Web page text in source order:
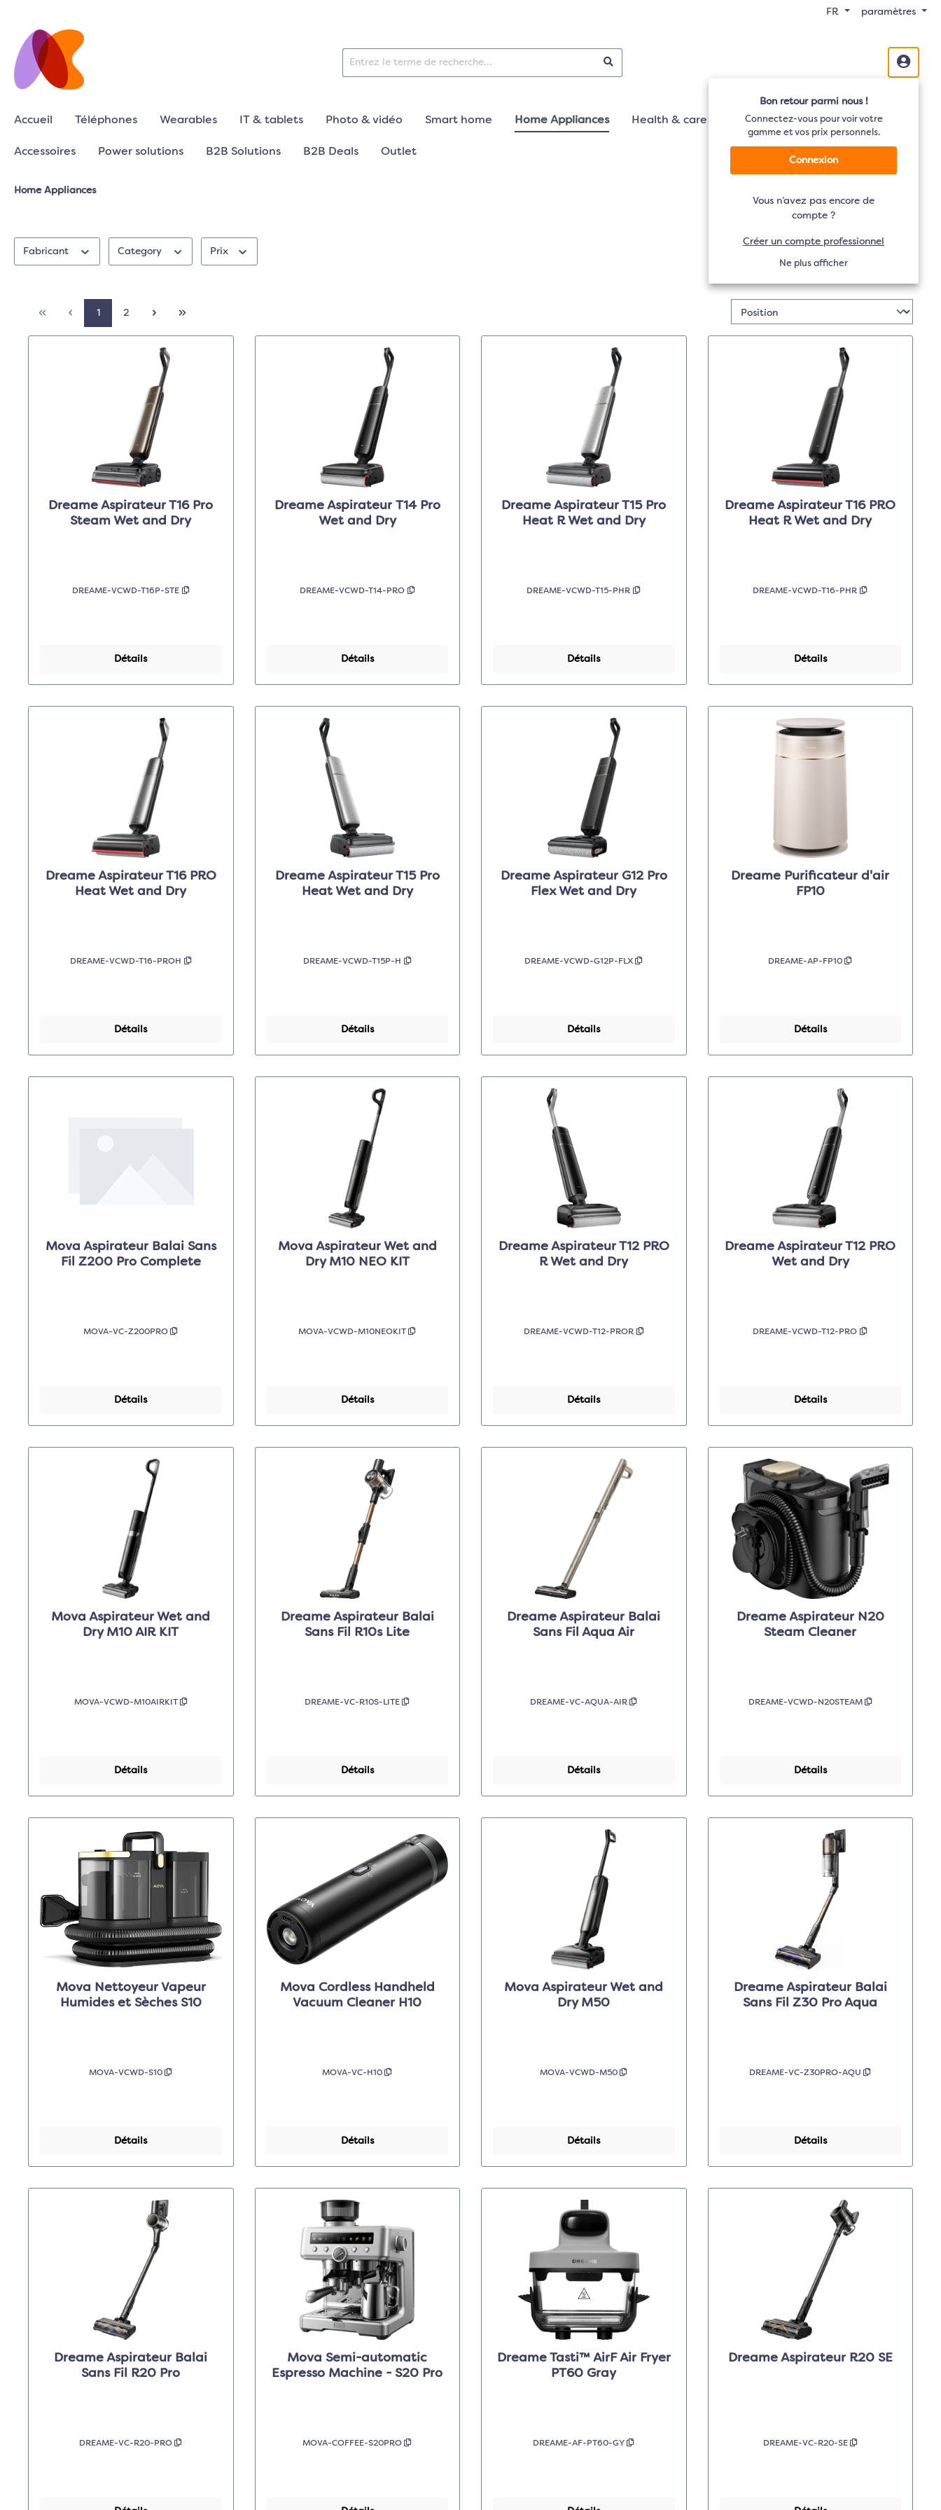
FR paramètres
Bon retour parmi nous !
Connectez-vous pour voir votre
gamme et vos prix personnels.
Connexion
Vous n’avez pas encore de
compte ?
Créer un compte professionnel
Ne plus afficher
Accueil Téléphones Wearables IT & tablets Photo & vidéo Smart home Home Appliances Health & care Mobilité Audio TV
Accessoires Power solutions B2B Solutions B2B Deals Outlet
Home Appliances
Fabricant Category Prix
1 2
Dreame Aspirateur T16 Pro
Steam Wet and Dry
DREAME-VCWD-T16P-STE
Détails
Dreame Aspirateur T14 Pro
Wet and Dry
DREAME-VCWD-T14-PRO
Détails
Dreame Aspirateur T15 Pro
Heat R Wet and Dry
DREAME-VCWD-T15-PHR
Détails
Dreame Aspirateur T16 PRO
Heat R Wet and Dry
DREAME-VCWD-T16-PHR
Détails
Dreame Aspirateur T16 PRO
Heat Wet and Dry
DREAME-VCWD-T16-PROH
Détails
Dreame Aspirateur T15 Pro
Heat Wet and Dry
DREAME-VCWD-T15P-H
Détails
Dreame Aspirateur G12 Pro
Flex Wet and Dry
DREAME-VCWD-G12P-FLX
Détails
Dreame Purificateur d'air
FP10
DREAME-AP-FP10
Détails
Mova Aspirateur Balai Sans
Fil Z200 Pro Complete
MOVA-VC-Z200PRO
Détails
Mova Aspirateur Wet and
Dry M10 NEO KIT
MOVA-VCWD-M10NEOKIT
Détails
Dreame Aspirateur T12 PRO
R Wet and Dry
DREAME-VCWD-T12-PROR
Détails
Dreame Aspirateur T12 PRO
Wet and Dry
DREAME-VCWD-T12-PRO
Détails
Mova Aspirateur Wet and
Dry M10 AIR KIT
MOVA-VCWD-M10AIRKIT
Détails
Dreame Aspirateur Balai
Sans Fil R10s Lite
DREAME-VC-R10S-LITE
Détails
Dreame Aspirateur Balai
Sans Fil Aqua Air
DREAME-VC-AQUA-AIR
Détails
Dreame Aspirateur N20
Steam Cleaner
DREAME-VCWD-N20STEAM
Détails
Mova Nettoyeur Vapeur
Humides et Sèches S10
MOVA-VCWD-S10
Détails
Mova Cordless Handheld
Vacuum Cleaner H10
MOVA-VC-H10
Détails
Mova Aspirateur Wet and
Dry M50
MOVA-VCWD-M50
Détails
Dreame Aspirateur Balai
Sans Fil Z30 Pro Aqua
DREAME-VC-Z30PRO-AQU
Détails
Dreame Aspirateur Balai
Sans Fil R20 Pro
DREAME-VC-R20-PRO
Mova Semi-automatic
Espresso Machine - S20 Pro
MOVA-COFFEE-S20PRO
Dreame Tasti™ AirF Air Fryer
PT60 Gray
DREAME-AF-PT60-GY
Dreame Aspirateur R20 SE
DREAME-VC-R20-SE